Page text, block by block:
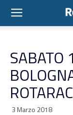
SABATO
3 Marzo 2018